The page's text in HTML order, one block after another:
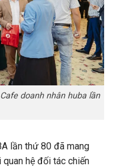
doanh nhân huba lần
lần thứ 80 đã mang
hệ đối tác chiến